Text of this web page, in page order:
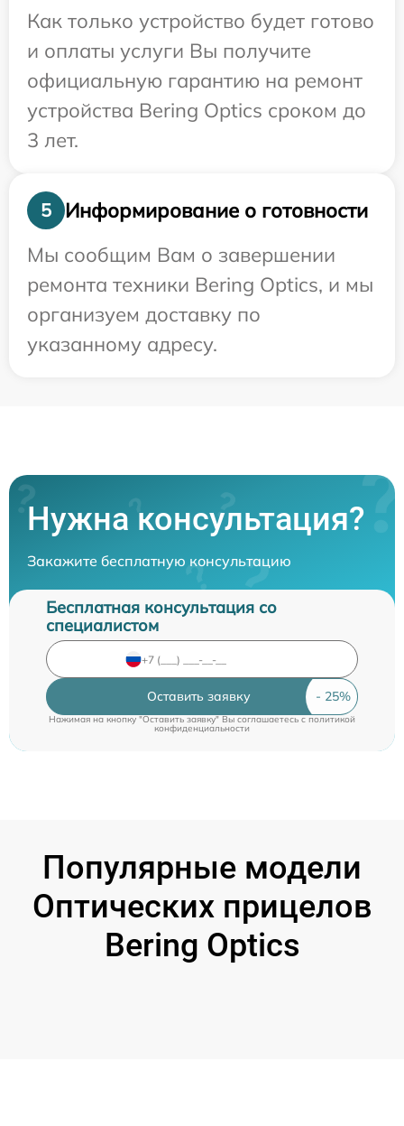
Как только устройство будет готово
и оплаты услуги Вы получите
официальную гарантию на ремонт
устройства Bering Optics сроком до
3 лет.
5
Информирование о готовности
Мы сообщим Вам о завершении
ремонта техники Bering Optics, и мы
организуем доставку по
указанному адресу.
Нужна консультация?
Закажите бесплатную консультацию
Бесплатная консультация со
специалистом
Оставить заявку
Нажимая на кнопку "Оставить заявку" Вы соглашаетесь c политикой
конфиденциальности
Популярные модели
Оптических прицелов
Bering Optics